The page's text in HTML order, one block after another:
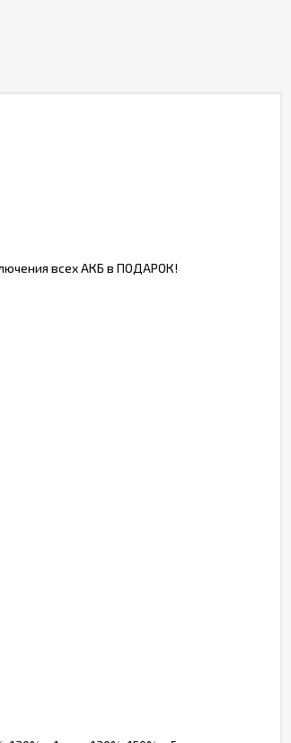
всех АКБ в ПОДАРОК!